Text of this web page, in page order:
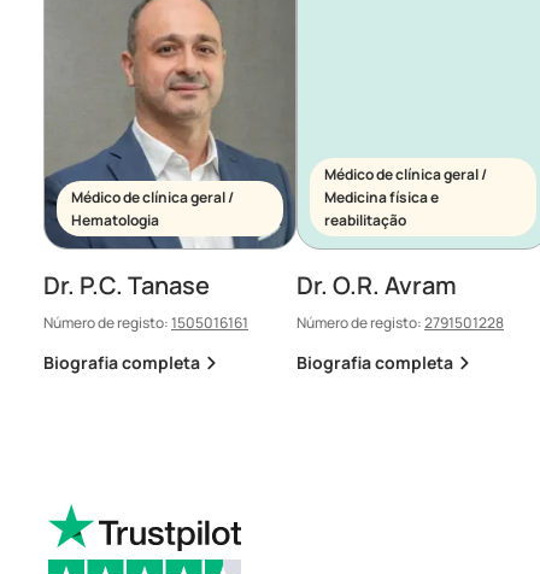
Médico de clínica geral /
Hematologia
Dr. P.C. Tanase
Número de registo:1505016161
Biografia completa
Médico de clínica geral /
Medicina física e
reabilitação
Dr. O.R. Avram
Número de registo:2791501228
Biografia completa